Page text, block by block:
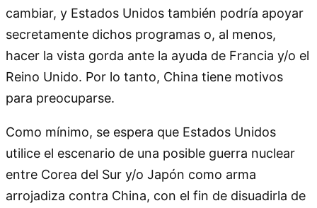
cambiar, y Estados Unidos también podría apoyar
secretamente dichos programas o, al menos,
hacer la vista gorda ante la ayuda de Francia y/o el
Reino Unido. Por lo tanto, China tiene motivos
para preocuparse.
Como mínimo, se espera que Estados Unidos
utilice el escenario de una posible guerra nuclear
entre Corea del Sur y/o Japón como arma
arrojadiza contra China, con el fin de disuadirla de